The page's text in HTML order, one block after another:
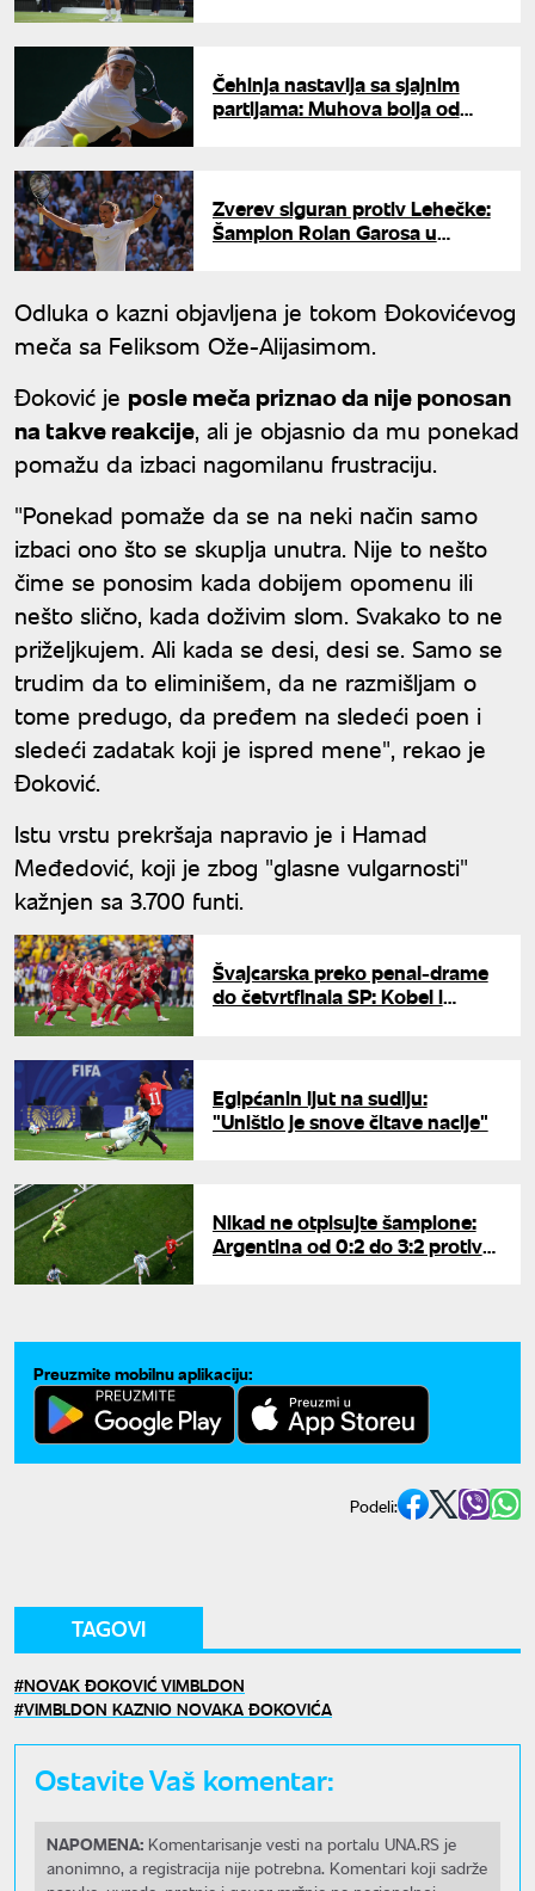
Čehinja nastavlja sa sjajnim
partijama: Muhova bolja od
Zverev siguran protiv Lehečke:
Šampion Rolan Garosa u
Odluka o kazni objavljena je tokom Đokovićevog
meča sa Feliksom Ože-Alijasimom.
Đoković je posle meča priznao da nije ponosan
na takve reakcije, ali je objasnio da mu ponekad
pomažu da izbaci nagomilanu frustraciju.
"Ponekad pomaže da se na neki način samo
izbaci ono što se skuplja unutra. Nije to nešto
čime se ponosim kada dobijem opomenu ili
nešto slično, kada doživim slom. Svakako to ne
priželjkujem. Ali kada se desi, desi se. Samo se
trudim da to eliminišem, da ne razmišljam o
tome predugo, da pređem na sledeći poen i
sledeći zadatak koji je ispred mene", rekao je
Đoković.
Istu vrstu prekršaja napravio je i Hamad
Međedović, koji je zbog "glasne vulgarnosti"
kažnjen sa 3.700 funti.
Švajcarska preko penal-drame
do četvrtfinala SP: Kobel i
Egipćanin ljut na sudiju:
"Uništio je snove čitave nacije"
Nikad ne otpisujte šampione:
Argentina od 0:2 do 3:2 protiv
Preuzmite mobilnu aplikaciju:
Podeli:
TAGOVI
NOVAK ĐOKOVIĆ VIMBLDON
VIMBLDON KAZNIO NOVAKA ĐOKOVIĆA
Ostavite Vaš komentar:
NAPOMENA: Komentarisanje vesti na portalu UNA.RS je
anonimno, a registracija nije potrebna. Komentari koji sadrže